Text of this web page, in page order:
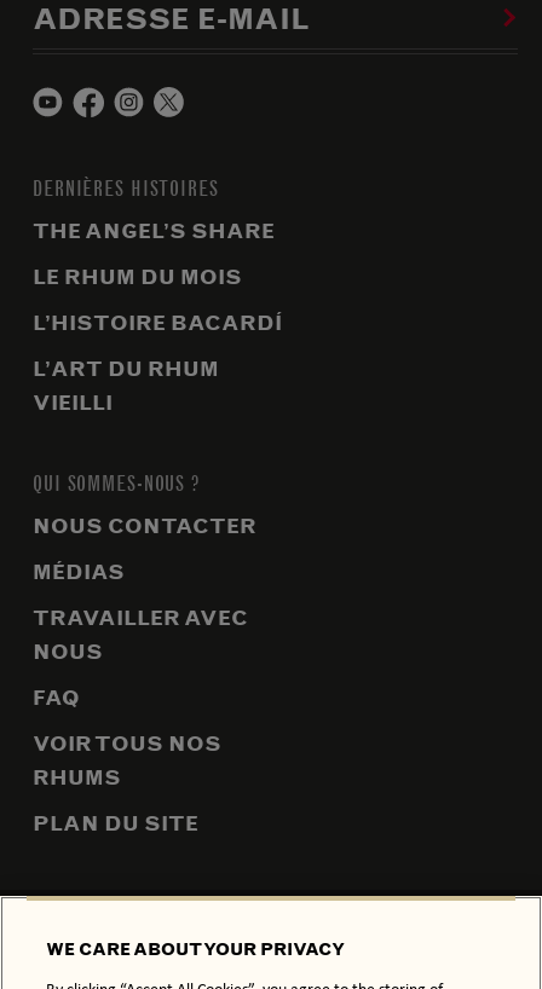
ADRESSE E-MAIL
DERNIÈRES HISTOIRES
THE ANGEL’S SHARE
LE RHUM DU MOIS
L’HISTOIRE BACARDÍ
L’ART DU RHUM
VIEILLI
QUI SOMMES-NOUS ?
NOUS CONTACTER
MÉDIAS
TRAVAILLER AVEC
NOUS
FAQ
VOIR TOUS NOS
RHUMS
PLAN DU SITE
WE CARE ABOUT YOUR PRIVACY